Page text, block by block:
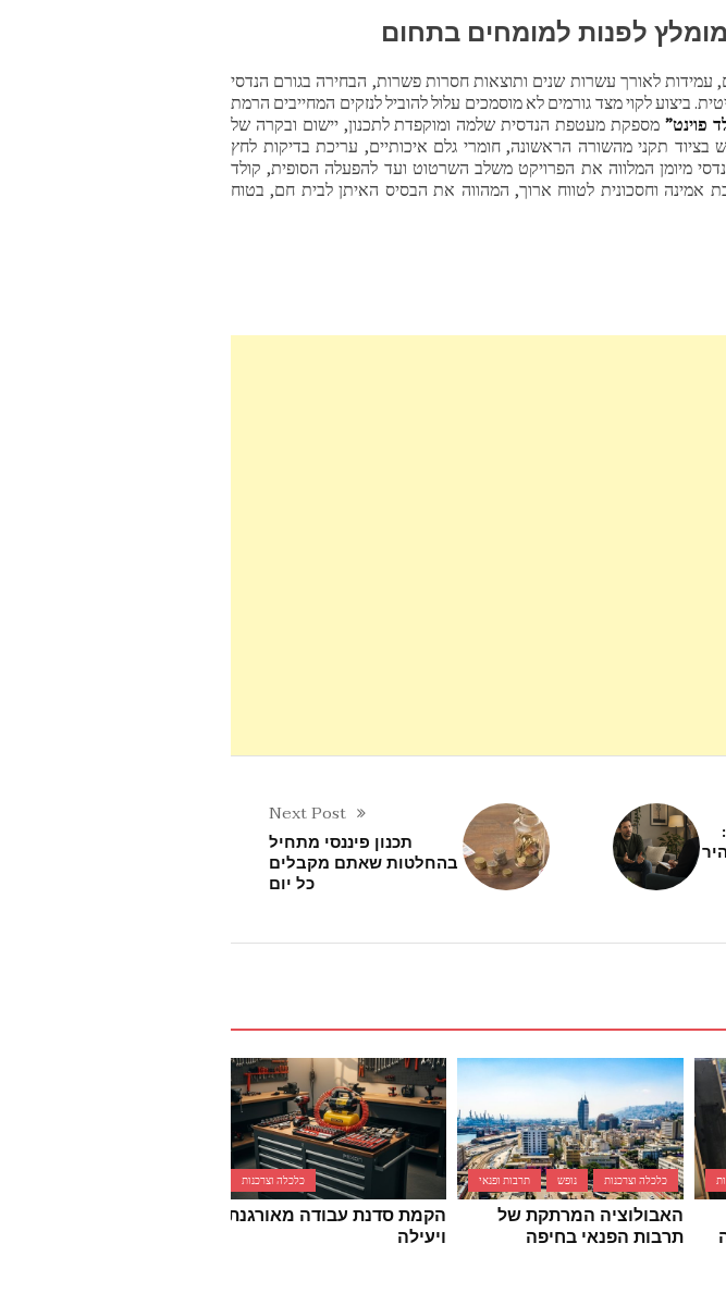
לפנות למומחים בתחום
עמידות לאורך עשרות שנים ותוצאות חסרות פשרות, הבחירה בגורם הנדסי
ביצוע לקוי מצד גורמים לא מוסמכים עלול להוביל לנזקים המחייבים הרמת
פוינט” מספקת מעטפת הנדסית שלמה ומוקפדת לתכנון, יישום ובקרה של
בציוד תקני מהשורה הראשונה, חומרי גלם איכותיים, עריכת בדיקות לחץ
מיומן המלווה את הפרויקט משלב השרטוט ועד להפעלה הסופית, קולד
אמינה וחסכונית לטווח ארוך, המהווה את הבסיס האיתן לבית חם, בטוח
Next Post
תכנון פיננסי מתחיל
בהחלטות שאתם מקבלים
כל יום
כלכלה וצרכנות
הקמת סדנת עבודה מאורגנת
ויעילה
כלכלה וצרכנות נופש תרבות ופנאי
האבולוציה המרתקת של
תרבות הפנאי בחיפה